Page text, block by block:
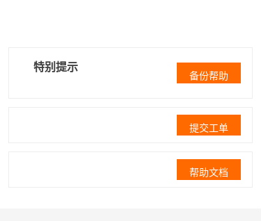
特别提示
备份帮助
提交工单
帮助文档